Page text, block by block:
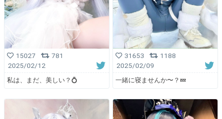
15027
781
2025/02/12
私は、まだ、美しい？💍
31653
1188
2025/02/09
一緒に寝ませんか〜？💤